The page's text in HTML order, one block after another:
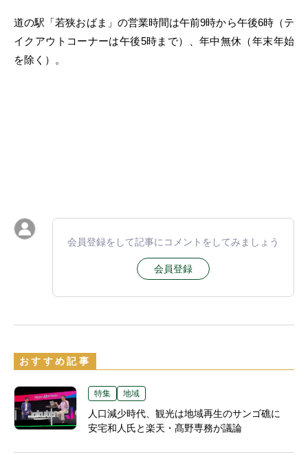
道の駅「若狭おばま」の営業時間は午前9時から午後6時（テ
イクアウトコーナーは午後5時まで）、年中無休（年末年始
を除く）。
会員登録をして記事にコメントをしてみましょう
会員登録
おすすめ記事
特集 地域
人口減少時代、観光は地域再生のサンゴ礁に
安宅和人氏と楽天・髙野専務が議論